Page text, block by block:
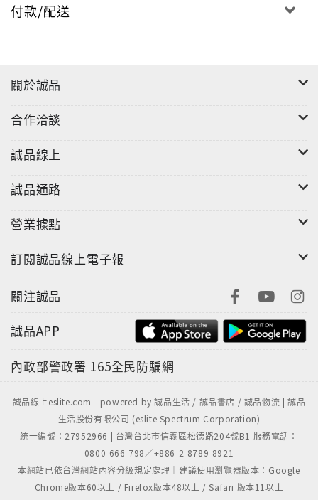
李希特的音樂總是充滿令人不可解的神秘氣息和熱情，
琴家。李希特的曲目極廣，上自巴哈下自現代樂派無所
不包。然而他最受歡迎的還是他的浪漫派鋼琴音樂演
奏。
弗札克這首早期的傑作，精確果斷的音色、勾勒出廣闊
一樣的恢宏。全片錄音效果極佳，音質清晰鮮明，空間
CD，進口盤
付款/配送
關於誠品
合作洽談
誠品線上
誠品通路
營業據點
訂閱誠品線上電子報
關注誠品
誠品APP
內政部警政署 165全民防騙網
誠品線上eslite.com - powered by 誠品生活 / 誠品書店 / 誠品物流 | 誠品
生活股份有限公司 (eslite Spectrum Corporation)
統一編號：27952966 | 台灣台北市信義區松德路204號B1 服務電話：
0800-666-798／+886-2-8789-8921
本網站已依台灣網站內容分級規定處理｜建議使用瀏覽器版本：Google
Chrome版本60以上 / Firefox版本48以上 / Safari 版本11以上